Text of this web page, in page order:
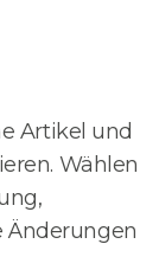
Artikel und
Wählen
Änderungen